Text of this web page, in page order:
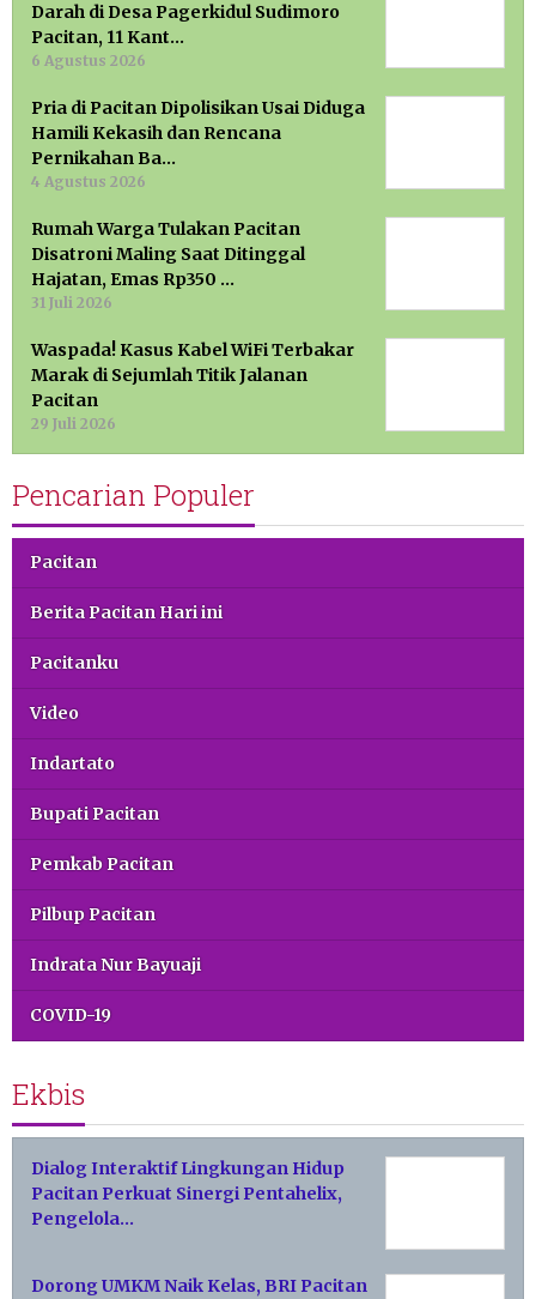
Darah di Desa Pagerkidul Sudimoro
Pacitan, 11 Kant…
6 Agustus 2026
Pria di Pacitan Dipolisikan Usai Diduga
Hamili Kekasih dan Rencana
Pernikahan Ba…
4 Agustus 2026
Rumah Warga Tulakan Pacitan
Disatroni Maling Saat Ditinggal
Hajatan, Emas Rp350 …
31 Juli 2026
Waspada! Kasus Kabel WiFi Terbakar
Marak di Sejumlah Titik Jalanan
Pacitan
29 Juli 2026
Pencarian Populer
Pacitan
Berita Pacitan Hari ini
Pacitanku
Video
Indartato
Bupati Pacitan
Pemkab Pacitan
Pilbup Pacitan
Indrata Nur Bayuaji
COVID-19
Ekbis
Dialog Interaktif Lingkungan Hidup
Pacitan Perkuat Sinergi Pentahelix,
Pengelola…
Dorong UMKM Naik Kelas, BRI Pacitan